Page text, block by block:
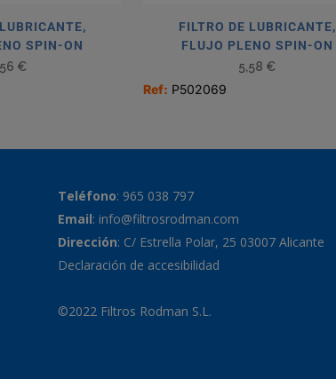
SPIN-ON
€
FILTRO DE LUBRICANTE,
FLUJO PLENO SPIN-ON
5,58 €
Ref: P502069
Teléfono: 965 038 797
Email: info@filtrosrodman.com
Dirección: C/ Estrella Polar, 25 03007 Alicante
Declaración de accesibilidad
©2022 Filtros Rodman S.L.